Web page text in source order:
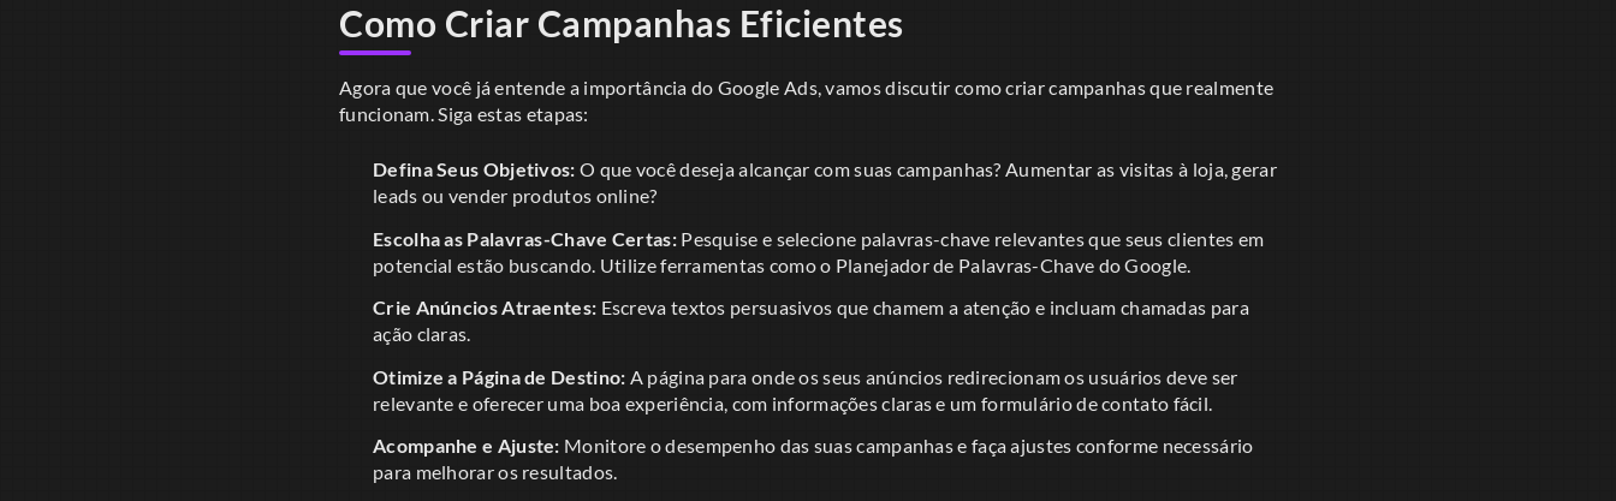
Como Criar Campanhas Eficientes
Agora que você já entende a importância do Google Ads, vamos discutir como criar campanhas que realmente
funcionam. Siga estas etapas:
Defina Seus Objetivos: O que você deseja alcançar com suas campanhas? Aumentar as visitas à loja, gerar
leads ou vender produtos online?
Escolha as Palavras-Chave Certas:Pesquise e selecione palavras-chave relevantes que seus clientes em
potencial estão buscando. Utilize ferramentas como o Planejador de Palavras-Chave do Google.
Crie Anúncios Atraentes: Escreva textos persuasivos que chamem a atenção e incluam chamadas para
ação claras.
Otimize a Página de Destino: A página para onde os seus anúncios redirecionam os usuários deve ser
relevante e oferecer uma boa experiência, com informações claras e um formulário de contato fácil.
Acompanhe e Ajuste: Monitore o desempenho das suas campanhas e faça ajustes conforme necessário
para melhorar os resultados.